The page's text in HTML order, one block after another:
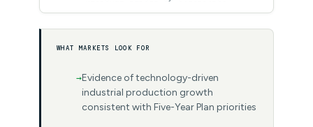
WHAT MARKETS LOOK FOR
Evidence of technology-driven
industrial production growth
consistent with Five-Year Plan priorities